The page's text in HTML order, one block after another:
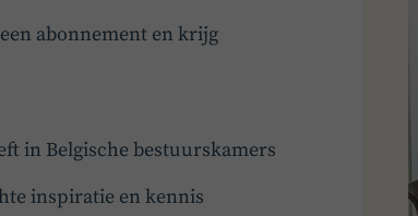
abonnement en krijg
in Belgische bestuurskamers
inspiratie en kennis